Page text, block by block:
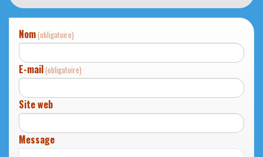
Nom(obligatoire)
E-mail(obligatoire)
Site web
Message